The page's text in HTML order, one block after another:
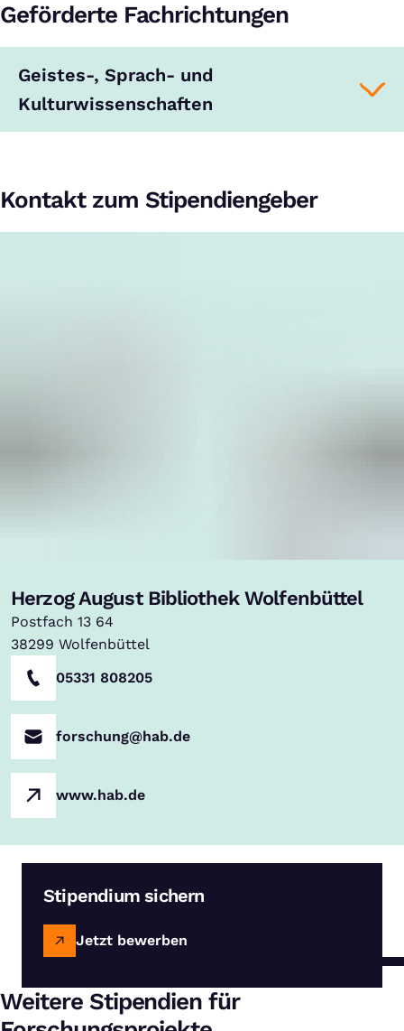
Geförderte Fachrichtungen
Geistes-, Sprach- und
Kulturwissenschaften
Kontakt zum Stipendiengeber
Herzog August Bibliothek Wolfenbüttel
Postfach 13 64
38299 Wolfenbüttel
05331 808205
forschung@hab.de
www.hab.de
Stipendium sichern
Jetzt bewerben
Weitere Stipendien für